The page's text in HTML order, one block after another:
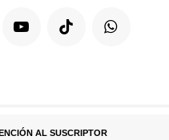
AL SUSCRIPTOR